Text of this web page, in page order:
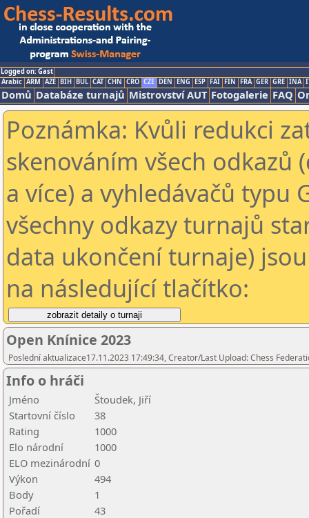
Logged on: Gast
Arabic ARM AZE BIH BUL CAT CHN CRO CZE DEN ENG ESP FAI FIN FRA GER GRE INA
Domů Databáze turnajů Mistrovství AUT Fotogalerie FAQ
Poznámka: Kvůli redukci
skenováním všech odkazů
a více) a vyhledávačů typu
všechny odkazy turnajů
data ukončení turnaje)
na následující tlačítko:
Open Knínice 2023
Poslední aktualizace17.11.2023 17:49:34, Creator/Last Upload: Chess
Info o hráči
Jméno
Štoudek, Jiří
Startovní číslo
38
Rating
1000
Elo národní
1000
ELO mezinárodní 0
Výkon
494
Body
1
Pořadí
43